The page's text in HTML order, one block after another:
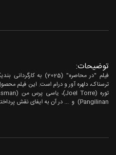
توضیحات:
ترسناک، دلهره آور و درام است. این فیلم
Pangilinan) و ... در آن به ایفای نقش پرداخته اند.